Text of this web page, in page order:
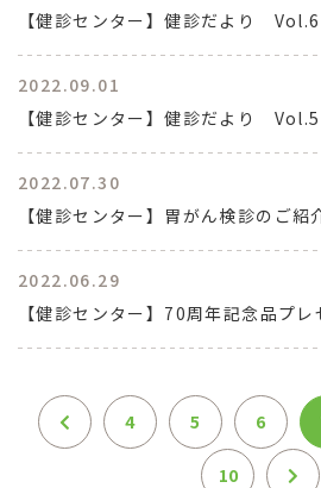
【健診センター】健診だより Vol.6
2022.09.01
【健診センター】健診だより Vol.5
2022.07.30
【健診センター】胃がん検診のご紹
2022.06.29
【健診センター】70周年記念品プ
4 5 6
10